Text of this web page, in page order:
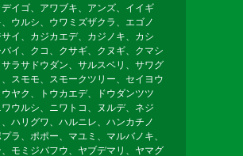
イゴ、アワブキ、アンズ、イイギ
ウルシ、ウワミズザクラ、エゴノ
イ、カジカエデ、カジノキ、カシ
イ、クコ、クサギ、クヌギ、クマシ
ラサドウダン、サルスベリ、サワグ
スモモ、スモークツリー、セイヨウ
ヤク、トウカエデ、ドウダンツツ
ウルシ、ニワトコ、ヌルデ、ネジ
ハリグワ、ハルニレ、ハンカチノ
ラ、ポポー、マユミ、マルバノキ、
モミジバフウ、ヤブデマリ、ヤマグ